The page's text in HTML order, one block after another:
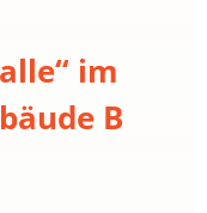
im
B